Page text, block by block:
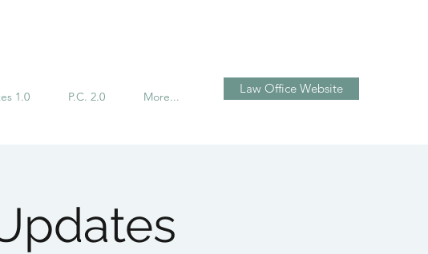
1.0 P.C. 2.0 More...
Law Office Website